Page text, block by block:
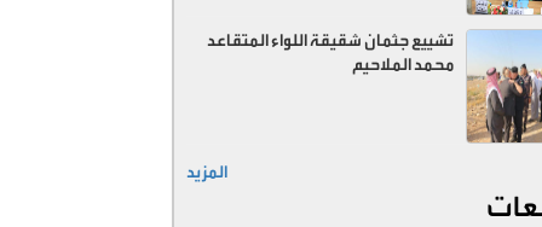
تشييع جثمان شقيقة اللواء المتقاعد
محمد الملاحيم
المزيد